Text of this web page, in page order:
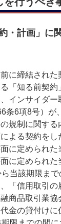
・計画」に
に締結され
「知る前契
インサイダ
条6項8号）が
規制に関す
よる契約を
に定められた
に定められた
当該期限ま
「信用取引の
商品取引業
金の貸付け